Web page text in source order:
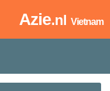
Azie.nl Vietnam